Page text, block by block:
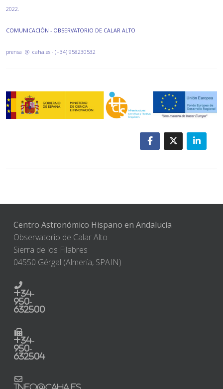
2022.
COMUNICACIÓN - OBSERVATORIO DE CALAR ALTO
prensa @ caha.es - (+34) 958230532
Centro Astronómico Hispano en Andalucía
Observatorio de Calar Alto
Sierra de los Filabres
04550 Gérgal (Almería, SPAIN)
+34-
950-
632500
+34-
950-
632504
info@caha.es